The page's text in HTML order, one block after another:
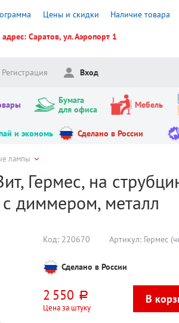
Цены и скидки Наличие товара
Саратов, ул. Аэропорт 1
Регистрация Вход
Бумага
для офиса
Мебель
и экономь Сделано в России
лампы
Гермес, на
с диммером, металл
Код: 220670 Артикул: Гермес
Сделано в России
2 550 руб.
Цена за штуку